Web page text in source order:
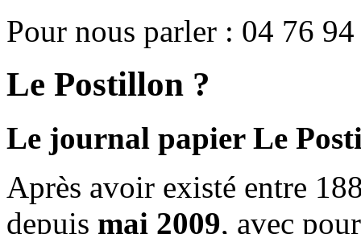
Pour nous parler : 04 76
Le Postillon ?
Le journal papier Le
Après avoir existé entre
depuis mai 2009, avec